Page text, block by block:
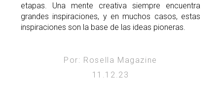
etapas. Una mente creativa siempre encuentra
grandes inspiraciones, y en muchos casos, estas
inspiraciones son la base de las ideas pioneras.
Por: Rosella Magazine
11.12.23